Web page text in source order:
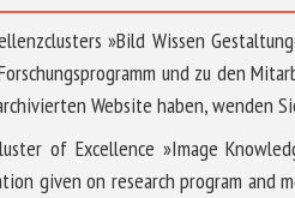
»Bild Wissen
und zu den
Website haben, wenden
of Excellence »Image
given on research program and